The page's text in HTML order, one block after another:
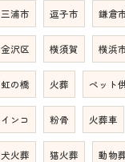
三浦市 逗子市 鎌倉
金沢区 横須賀 横浜
虹の橋 火葬 ペット
インコ 粉骨 火葬車
犬火葬 猫火葬 動物